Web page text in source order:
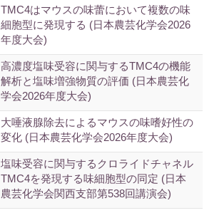
TMC4はマウスの味蕾において複数の味
細胞型に発現する (日本農芸化学会2026
年度大会)
高濃度塩味受容に関与するTMC4の機能
解析と塩味増強物質の評価 (日本農芸化
学会2026年度大会)
大唾液腺除去によるマウスの味嗜好性の
変化 (日本農芸化学会2026年度大会)
塩味受容に関与するクロライドチャネル
TMC4を発現する味細胞型の同定 (日本
農芸化学会関西支部第538回講演会)